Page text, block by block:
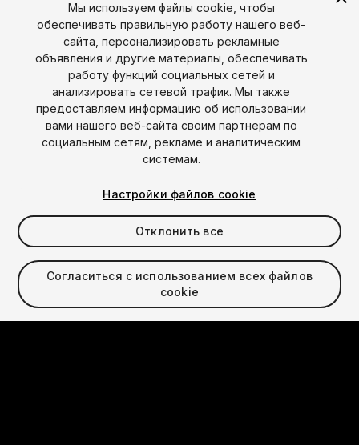
Мы используем файлы cookie, чтобы
обеспечивать правильную работу нашего веб-
сайта, персонализировать рекламные
объявления и другие материалы, обеспечивать
работу функций социальных сетей и
анализировать сетевой трафик. Мы также
предоставляем информацию об использовании
вами нашего веб-сайта своим партнерам по
социальным сетям, рекламе и аналитическим
системам.
Настройки файлов cookie
Отклонить все
Согласиться с использованием всех файлов
cookie